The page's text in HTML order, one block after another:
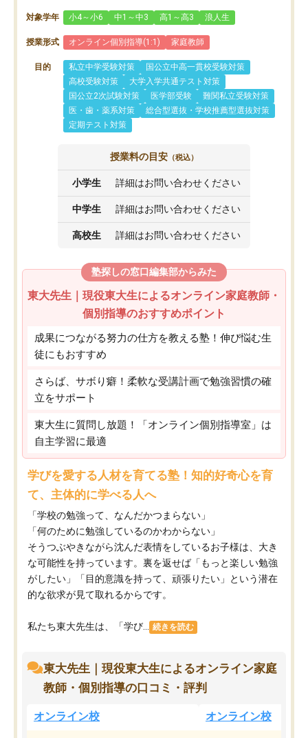
対象学年 小4～小6 中1～中3 高1～高3 浪人生
授業形式 オンライン個別指導(1:1) 家庭教師
目的 私立中学受験対策
国公立中高一貫校受験対策
高校受験対策
大学入学共通テスト対策
国公立2次試験対策
医学部受験
難関私立受験対策
医・歯・薬系対策
総合型選抜・学校推薦型選抜対策
定期テスト対策
授業料の目安 （税込）
小学生 詳細はお問い合わせください
中学生 詳細はお問い合わせください
高校生 詳細はお問い合わせください
塾探しの窓口編集部からみた
東大先生｜現役東大生によるオンライン家庭教師・
個別指導のおすすめポイント
成果につながる努力の仕方を教える塾！伸び悩む生
徒にもおすすめ
さらば、サボり癖！柔軟な受講計画で勉強習慣の確
立をサポート
東大生に質問し放題！「オンライン個別指導室」は
自主学習に最適
学びを愛する人材を育てる塾！知的好奇心を育
て、主体的に学べる人へ
「学校の勉強って、なんだかつまらない」
「何のために勉強しているのかわからない」
そうつぶやきながら沈んだ表情をしているお子様は、大き
な可能性を持っています。裏を返せば「もっと楽しい勉強
がしたい」「目的意識を持って、頑張りたい」という潜在
的な欲求が見て取れるからです。
私たち東大先生は、「学び... 続きを読む
東大先生｜現役東大生によるオンライン家庭
教師・個別指導の口コミ・評判
オンライン校 オンライン校